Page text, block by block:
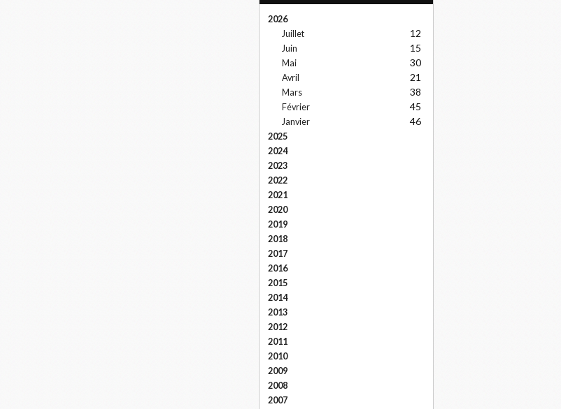
2026
Juillet
12
Juin 15
Mai 30
Avril 21
Mars 38
Février 45
Janvier 46
2025
2024
2023
2022
2021
2020
2019
2018
2017
2016
2015
2014
2013
2012
2011
2010
2009
2008
2007